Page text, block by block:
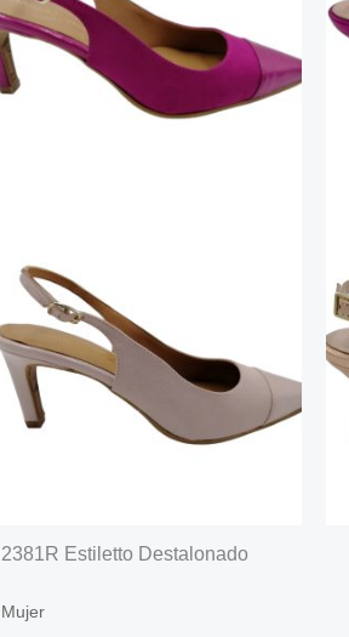
2381R Estiletto Destalonado
Mujer